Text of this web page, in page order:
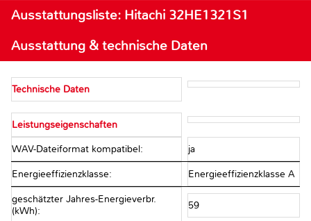
Ausstattungsliste: Hitachi 32HE1321S1
Ausstattung & technische Daten
Technische Daten
Leistungseigenschaften
WAV-Dateiformat kompatibel: ja
Energieeffizienzklasse: Energieeffizienzklasse A
geschätzter Jahres-Energieverbr.
(kWh):
59